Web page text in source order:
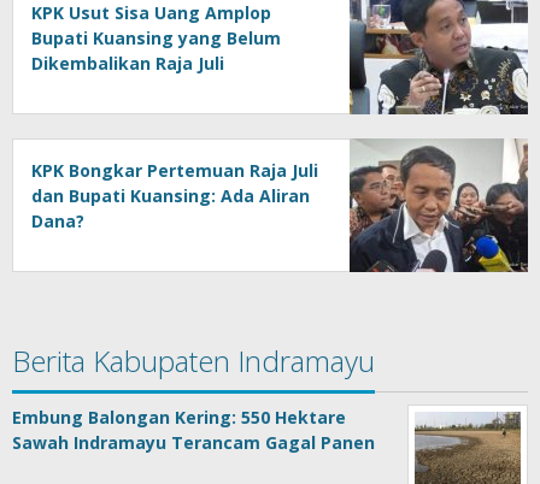
KPK Usut Sisa Uang Amplop
Bupati Kuansing yang Belum
Dikembalikan Raja Juli
KPK Bongkar Pertemuan Raja Juli
dan Bupati Kuansing: Ada Aliran
Dana?
Berita Kabupaten Indramayu
Embung Balongan Kering: 550 Hektare
Sawah Indramayu Terancam Gagal Panen